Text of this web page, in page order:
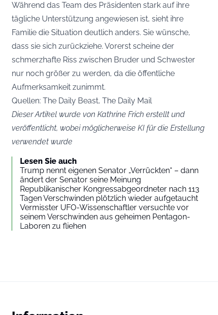
Während das Team des Präsidenten stark auf ihre
tägliche Unterstützung angewiesen ist, sieht ihre
Familie die Situation deutlich anders. Sie wünsche,
dass sie sich zurückziehe. Vorerst scheine der
schmerzhafte Riss zwischen Bruder und Schwester
nur noch größer zu werden, da die öffentliche
Aufmerksamkeit zunimmt.
Quellen: The Daily Beast, The Daily Mail
Dieser Artikel wurde von Kathrine Frich erstellt und
veröffentlicht, wobei möglicherweise KI für die Erstellung
verwendet wurde
Lesen Sie auch
Trump nennt eigenen Senator „Verrückten“ – dann
ändert der Senator seine Meinung
Republikanischer Kongressabgeordneter nach 113
Tagen Verschwinden plötzlich wieder aufgetaucht
Vermisster UFO-Wissenschaftler versuchte vor
seinem Verschwinden aus geheimen Pentagon-
Laboren zu fliehen